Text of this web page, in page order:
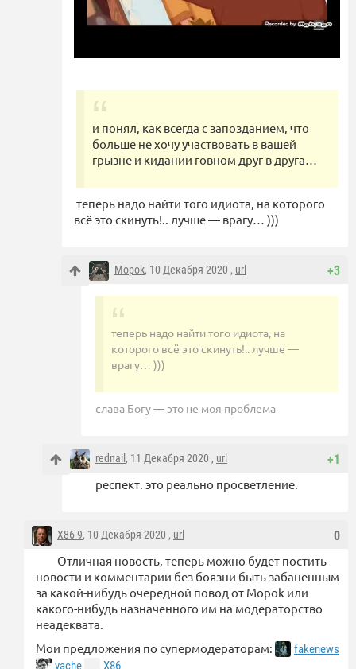
и понял, как всегда с запозданием, что
больше не хочу участвовать в вашей
грызне и кидании говном друг в друга…
теперь надо найти того идиота, на которого
всё это скинуть!.. лучше — врагу… )))
+3
Mopok, 10 Декабря 2020 , url
теперь надо найти того идиота, на
которого всё это скинуть!.. лучше —
врагу… )))
слава Богу — это не моя проблема
+1
rednail , 11 Декабря 2020 , url
респект. это реально просветление.
0
X86-9, 10 Декабря 2020 , url
Отличная новость, теперь можно будет постить
новости и комментарии без боязни быть забаненным
за какой-нибудь очередной повод от Mopok или
какого-нибудь назначенного им на модераторство
неадеквата.
Мои предложения по супермодераторам:
fakenews
yache
X86